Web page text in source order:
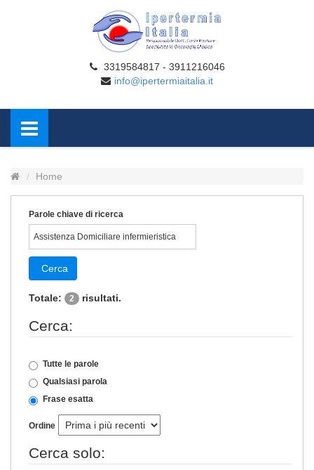
3319584817 - 3911216046
info@ipertermiaitalia.it
Home
Parole chiave di ricerca
Cerca
Totale: 2 risultati.
Cerca:
Tutte le parole
Qualsiasi parola
Frase esatta
Ordine
Cerca solo: